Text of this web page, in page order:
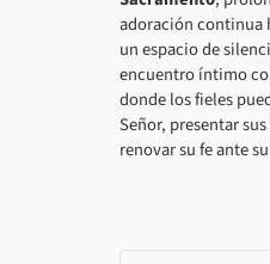
adoración continua
un espacio de
encuentro íntimo
donde los fieles
Señor, presentar
renovar su fe ante